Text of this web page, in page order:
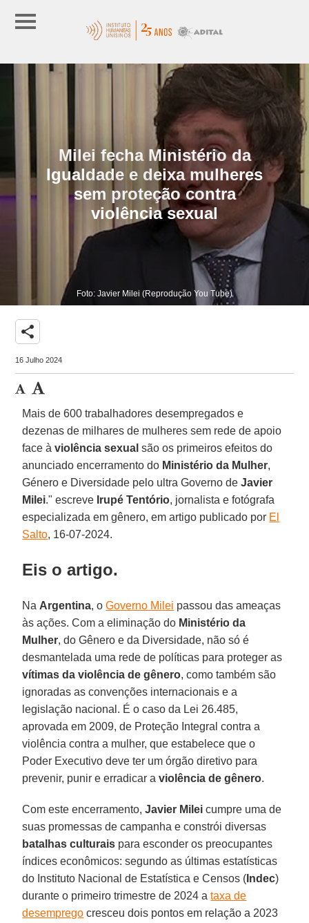
Milei fecha Ministério da
Igualdade e deixa mulheres
sem proteção contra
violência sexual
Foto: Javier Milei (Reprodução You Tube)
share
16 Julho 2024
Mais de 600 trabalhadores desempregados e
dezenas de milhares de mulheres sem rede de apoio
face àviolência sexual são os primeiros efeitos do
anunciado encerramento do Ministério da Mulher,
Género e Diversidade pelo ultra Governo deJavier
Milei." escreve Irupé Tentório, jornalista e fotógrafa
especializada em gênero, em artigo publicado por El
Salto, 16-07-2024.
Eis o artigo.
Na Argentina, oGoverno Milei passou das ameaças
às ações. Com a eliminação do Ministério da
Mulher, do Gênero e da Diversidade, não só é
desmantelada uma rede de políticas para proteger as
vítimas da violência de gênero, como também são
ignoradas as convenções internacionais e a
legislação nacional. É o caso da Lei 26.485,
aprovada em 2009, de Proteção Integral contra a
violência contra a mulher, que estabelece que o
Poder Executivo deve ter um órgão diretivo para
prevenir, punir e erradicar a violência de gênero.
Com este encerramento,Javier Milei cumpre uma de
suas promessas de campanha e constrói diversas
batalhas culturais para esconder os preocupantes
índices econômicos: segundo as últimas estatísticas
do Instituto Nacional de Estatística e Censos ( Indec)
durante o primeiro trimestre de 2024 ataxa de
desemprego cresceu dois pontos em relação a 2023